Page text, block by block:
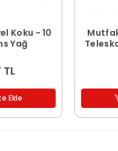
Koku - 10
Yağ
TL
Ekle